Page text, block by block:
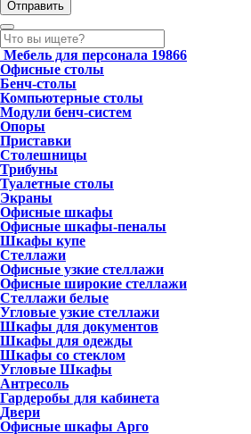
Мебель для персонала 19866
Офисные столы
Бенч-столы
Компьютерные столы
Модули бенч-систем
Опоры
Приставки
Столешницы
Трибуны
Туалетные столы
Экраны
Офисные шкафы
Офисные шкафы-пеналы
Шкафы купе
Стеллажи
Офисные узкие стеллажи
Офисные широкие стеллажи
Стеллажи белые
Угловые узкие стеллажи
Шкафы для документов
Шкафы для одежды
Шкафы со стеклом
Угловые Шкафы
Антресоль
Гардеробы для кабинета
Двери
Офисные шкафы Арго